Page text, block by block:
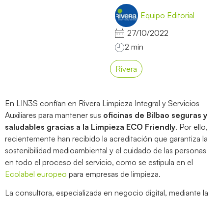
Equipo Editorial
27/10/2022
Rivera
En LIN3S confían en Rivera Limpieza Integral y Servicios
Auxiliares para mantener sus oficinas de Bilbao seguras y
saludables gracias a la Limpieza ECO Friendly. Por ello,
recientemente han recibido la acreditación que garantiza la
sostenibilidad medioambiental y el cuidado de las personas
en todo el proceso del servicio, como se estipula en el
Ecolabel europeo para empresas de limpieza.
La consultora, especializada en negocio digital, mediante la